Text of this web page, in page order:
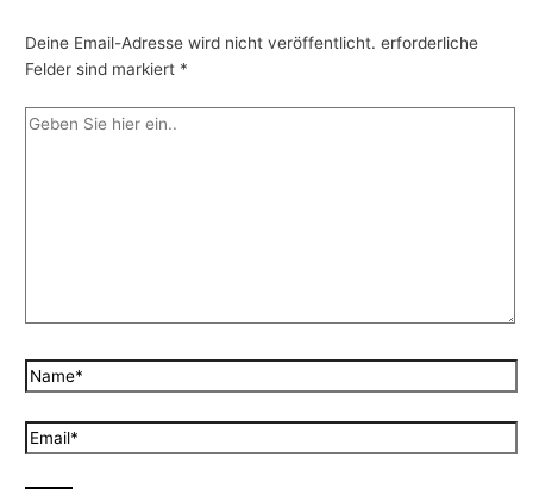
Deine Email-Adresse wird nicht veröffentlicht. erforderliche
Felder sind markiert *